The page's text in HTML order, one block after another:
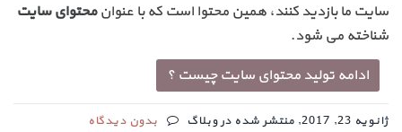
سایت ما بازدید کنند، همین محتوا است که با عنوانمحتوای سایت
شناخته می شود.
ادامه تولید محتوای سایت چیست ؟
ژانویه 23, 2017, منتشر شده در وبلاگ بدون دیدگاه